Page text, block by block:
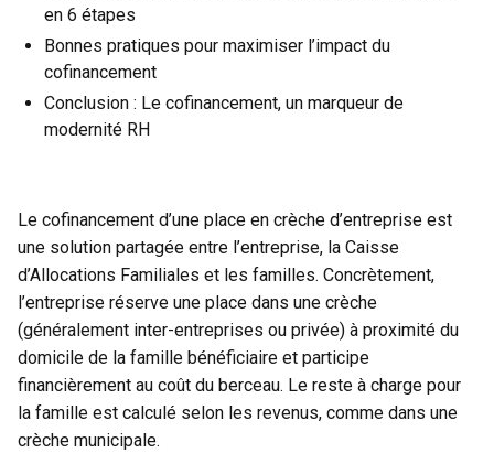
en 6 étapes
Bonnes pratiques pour maximiser l’impact du
cofinancement
Conclusion : Le cofinancement, un marqueur de
modernité RH
Le cofinancement d’une place en crèche d’entreprise est
une solution partagée entre l’entreprise, la Caisse
d’Allocations Familiales et les familles. Concrètement,
l’entreprise réserve une place dans une crèche
(généralement inter-entreprises ou privée) à proximité du
domicile de la famille bénéficiaire et participe
financièrement au coût du berceau. Le reste à charge pour
la famille est calculé selon les revenus, comme dans une
crèche municipale.